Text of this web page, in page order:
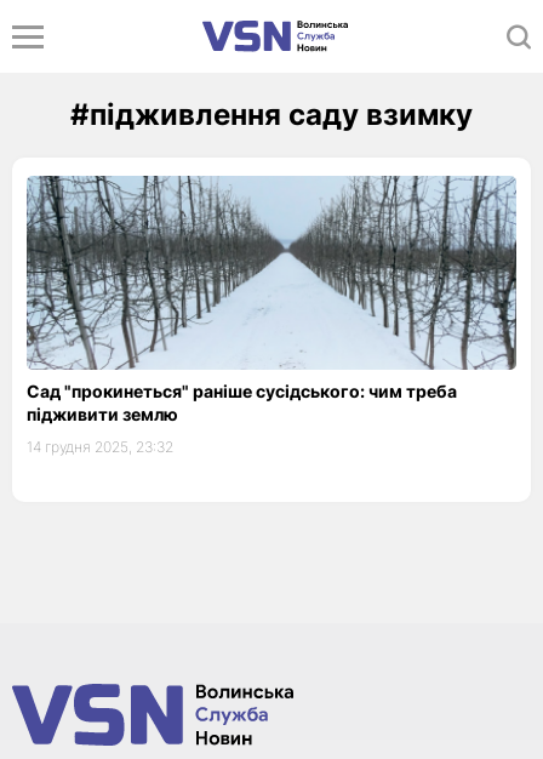
#підживлення саду взимку
Сад "прокинеться" раніше сусідського: чим треба
підживити землю
14 грудня 2025, 23:32